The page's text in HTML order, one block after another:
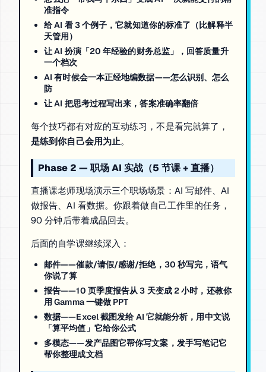
准指令
给 AI 看 3 个例子，它就知道你的标准了（比解释半
天管用）
让 AI 扮演「20 年经验的财务总监」，回答质量升
一个档次
AI 有时候会一本正经地编数据——怎么识别、怎么
防
让 AI 把思考过程写出来，答案准确率翻倍
每个技巧都有对应的互动练习，不是看完就算了，
是练到你自己会用为止。
Phase 2 — 职场 AI 实战（5 节课 + 直播）
直播课老师现场演示三个职场场景：AI 写邮件、AI
做报告、AI 看数据。你跟着做自己工作里的任务，
90 分钟后带着成品回去。
后面的自学课继续深入：
邮件——催款/请假/感谢/拒绝，30 秒写完，语气
你说了算
报告——10 页季度报告从 3 天变成 2 小时，还教你
用 Gamma 一键做 PPT
数据——Excel 截图发给 AI 它就能分析，用中文说
「算平均值」它给你公式
多模态——发产品图它帮你写文案，发手写笔记它
帮你整理成文档